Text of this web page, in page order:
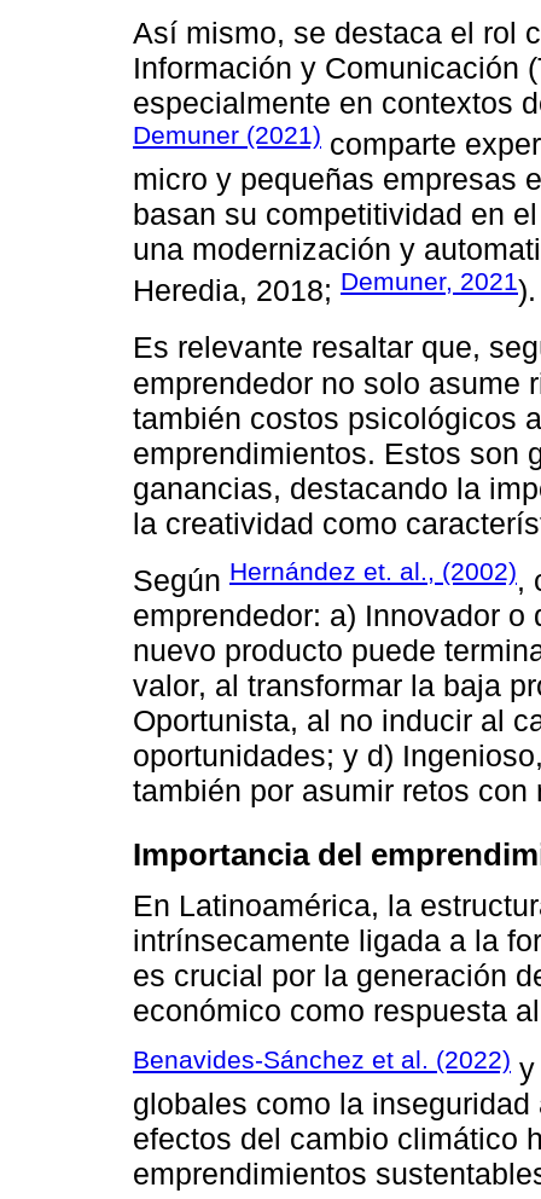
Así mismo, se destaca el rol
Información y Comunicación
especialmente en contextos
Demuner (2021) comparte
micro y pequeñas empresas
basan su competitividad en
una modernización y
Heredia, 2018; Demuner, 2021).
Es relevante resaltar que,
emprendedor no solo asume
también costos psicológicos
emprendimientos. Estos son
ganancias, destacando la
la creatividad como
Según Hernández et. al., (2002),
emprendedor: a) Innovador
nuevo producto puede
valor, al transformar la baja
Oportunista, al no inducir al
oportunidades; y d)
también por asumir retos con
Importancia del
En Latinoamérica, la
intrínsecamente ligada a la
es crucial por la generación
económico como respuesta
Benavides-Sánchez et al. (2022)
globales como la
efectos del cambio climático
emprendimientos